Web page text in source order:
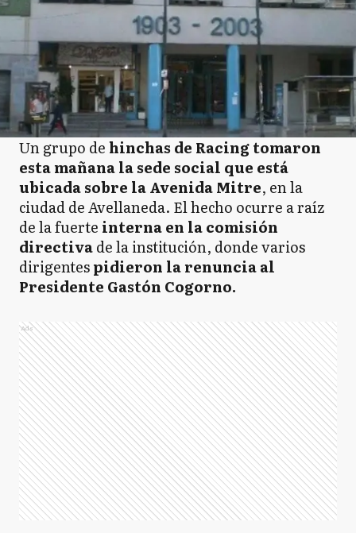
Un grupo de hinchas de Racing tomaron
esta mañana la sede social que está
ubicada sobre la Avenida Mitre, en la
ciudad de Avellaneda. El hecho ocurre a raíz
de la fuerte interna en la comisión
directivade la institución, donde varios
dirigentespidieron la renuncia al
Presidente Gastón Cogorno.
Ads